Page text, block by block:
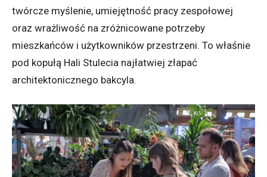
twórcze myślenie, umiejętność pracy zespołowej
oraz wrażliwość na zróżnicowane potrzeby
mieszkańców i użytkowników przestrzeni. To właśnie
pod kopułą Hali Stulecia najłatwiej złapać
architektonicznego bakcyla.